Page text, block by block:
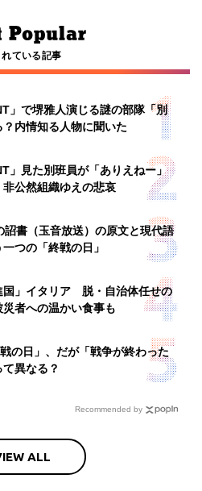
れている記事
」で堺雅人演じる謎の部隊「別
内情知る人物に聞いた
」見た別班員が「ありえねー」
公然組織ゆえの悲哀
詔書（玉音放送）の原文と現代語
つの「終戦の日」
国」イタリア 脱・自治体任せの
者への温かい食事も
の日」、だが「戦争が終わった
異なる？
Recommended by
ALL